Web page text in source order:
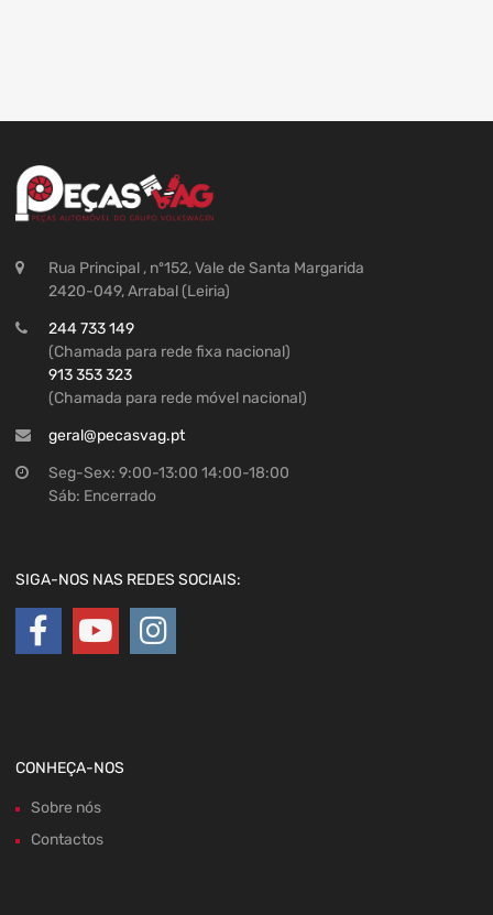
Rua Principal , nº152, Vale de Santa Margarida
2420-049, Arrabal (Leiria)
244 733 149
(Chamada para rede fixa nacional)
913 353 323
(Chamada para rede móvel nacional)
geral@pecasvag.pt
Seg-Sex: 9:00-13:00 14:00-18:00
Sáb: Encerrado
SIGA-NOS NAS REDES SOCIAIS:
CONHEÇA-NOS
Sobre nós
Contactos